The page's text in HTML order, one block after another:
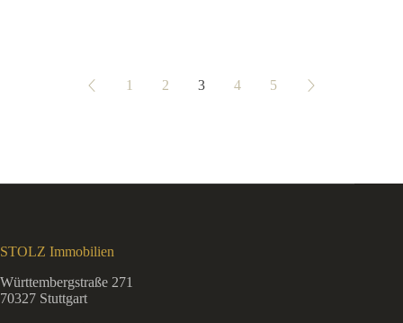
1 2 3 4 5
STOLZ Immobilien
Württembergstraße 271
70327 Stuttgart